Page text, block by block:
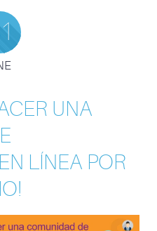
UNA
LÍNEA POR